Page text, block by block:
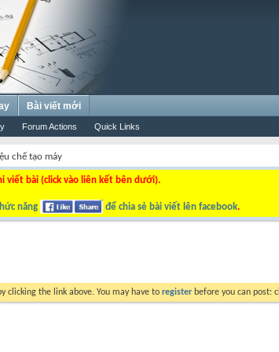
Forum Actions Quick Links
Bài viết mới
chế tạo máy
viết bài (click vào liên kết bên dưới).
năng để chia sẻ bài viết lên facebook.
clicking the link above. You may have to register before you can post: